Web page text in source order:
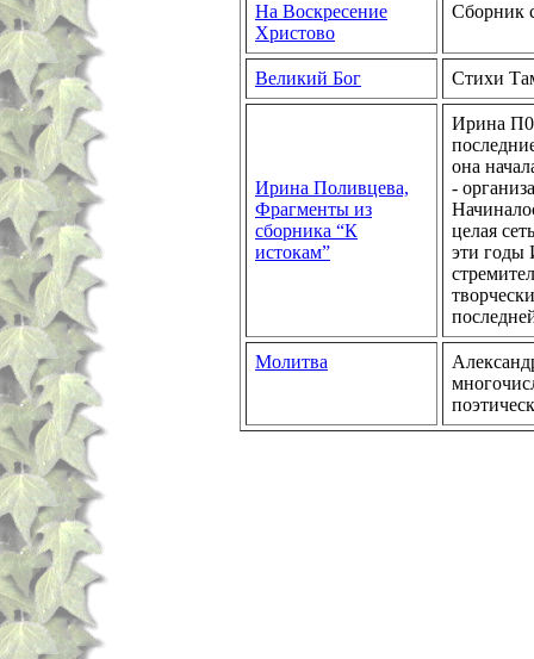
На Воскресение
Христово
Сборник
Великий Бог Стихи
Ирина Поливцева,
Фрагменты из
сборника “К
истокам”
Ирина
она
-
целая
эти годы
Молитва